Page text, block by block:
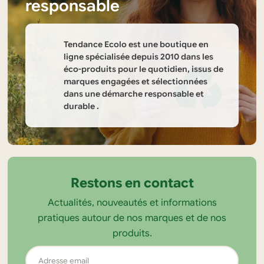
être
choisies
la
page
du
produit
Informations
sur
boutique
Tendance
responsable
Tendance Ecolo est une boutique en
ligne spécialisée depuis 2010 dans les
éco-produits pour le quotidien, issus de
marques engagées et sélectionnées
dans une démarche responsable et
durable .
Restons en contact
Actualités, nouveautés et informations
pratiques autour de nos marques et de nos
produits.
Adresse